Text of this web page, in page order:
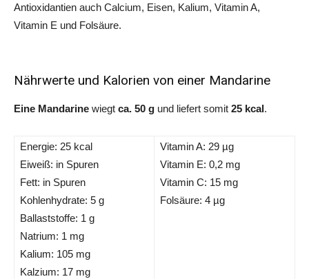
Antioxidantien auch Calcium, Eisen, Kalium, Vitamin A,
Vitamin E und Folsäure.
Nährwerte und Kalorien von einer Mandarine
Eine Mandarine wiegt ca. 50 g und liefert somit 25 kcal.
Energie: 25 kcal
Eiweiß: in Spuren
Fett: in Spuren
Kohlenhydrate: 5 g
Ballaststoffe: 1 g
Natrium: 1 mg
Kalium: 105 mg
Kalzium: 17 mg
Vitamin A: 29 µg
Vitamin E: 0,2 mg
Vitamin C: 15 mg
Folsäure: 4 µg